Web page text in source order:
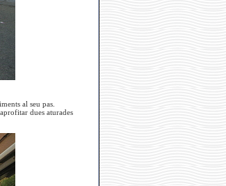
al seu pas.
dues aturades